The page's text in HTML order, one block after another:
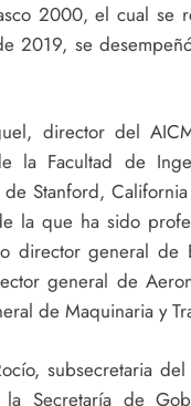
2000, el cual se
2019, se
director del
la Facultad de
de Stanford,
la que ha sido
director general de
general de
de Maquinaria y
subsecretaria
la Secretaría de